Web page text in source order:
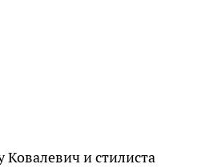
и стилиста